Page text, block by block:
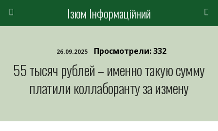
Ізюм Інформаційний
26.09.2025 Просмотрели: 332
55 тысяч рублей – именно такую ​​сумму
платили коллаборанту за измену